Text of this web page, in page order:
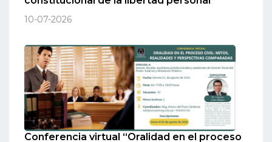
10-07-2026
Conferencia virtual “Oralidad en el proceso